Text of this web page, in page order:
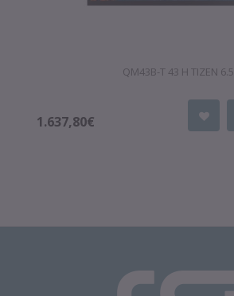
QM43B-T 43 H TIZEN 6.5
1.637,80€